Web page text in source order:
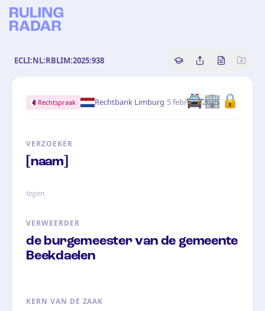
ECLI:NL:RBLIM:2025:938 Copy source
Share this
Bekijk
🚔🏢🔒
Rechtspraak Rechtbank Limburg·5 februari 2025
VERZOEKER
[naam]
tegen
VERWEERDER
de burgemeester van de gemeente
Beekdaelen
KERN VAN DE ZAAK